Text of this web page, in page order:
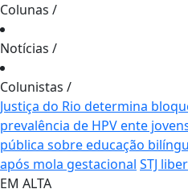
Colunas /
Notícias /
Colunistas /
Justiça do Rio determina
prevalência de HPV ente
pública sobre educação
após mola gestacional STJ
EM ALTA